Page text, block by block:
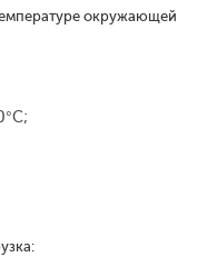
окружающей